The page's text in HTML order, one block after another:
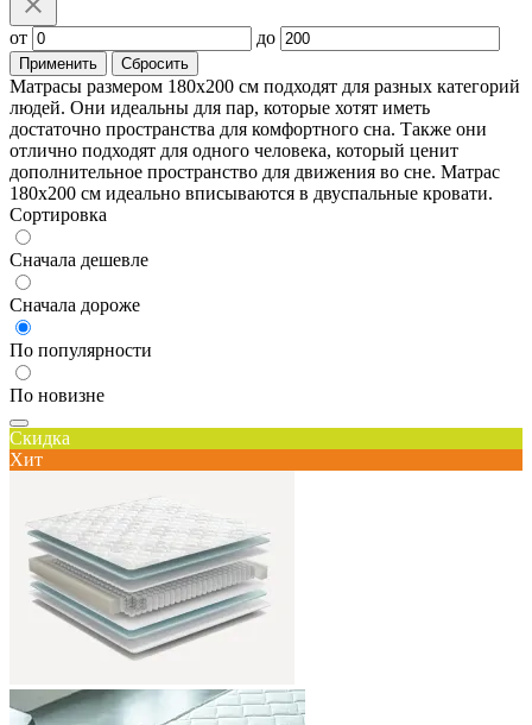
от до
Применить Сбросить
Матрасы размером 180x200 см подходят для разных категорий
людей. Они идеальны для пар, которые хотят иметь
достаточно пространства для комфортного сна. Также они
отлично подходят для одного человека, который ценит
дополнительное пространство для движения во сне. Матрас
180x200 см идеально вписываются в двуспальные кровати.
Сортировка
Сначала дешевле
Сначала дороже
По популярности
По новизне
Скидка
Хит